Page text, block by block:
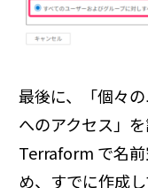
最後に、「個々
へのアクセス」を
Terraform で名
め、すでに作成し